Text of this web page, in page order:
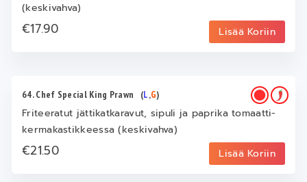
(keskivahva)
€17.90 Lisää Koriin
64. Chef Special King Prawn (L,G)
Friteeratut jättikatkaravut, sipuli ja paprika tomaatti-
kermakastikkeessa (keskivahva)
€21.50 Lisää Koriin